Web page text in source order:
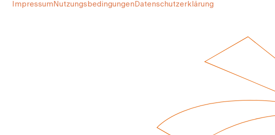
ImpressumNutzungsbedingungenDatenschutzerklärung